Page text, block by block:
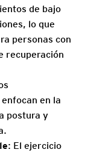
de bajo
lo que
personas con
recuperación
en la
postura y
: El ejercicio